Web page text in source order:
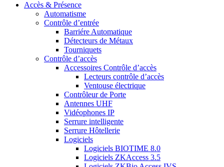
Accès & Présence
Automatisme
Contrôle d’entrée
Barriére Automatique
Détecteurs de Métaux
Tourniquets
Contrôle d’accès
Accessoires Contrôle d’accès
Lecteurs contrôle d’accès
Ventouse électrique
Contrôleur de Porte
Antennes UHF
Vidéophones IP
Serrure intelligente
Serrure Hôtellerie
Logiciels
Logiciels BIOTIME 8.0
Logiciels ZKAccess 3.5